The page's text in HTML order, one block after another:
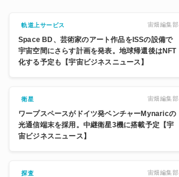
軌道上サービス 宙畑編集部
Space BD、芸術家のアート作品をISSの設備で
宇宙空間にさらす計画を発表。地球帰還後はNFT
化する予定も【宇宙ビジネスニュース】
衛星 宙畑編集部
ワープスペースがドイツ発ベンチャーMynaricの
光通信端末を採用。中継衛星3機に搭載予定【宇
宙ビジネスニュース】
探査 宙畑編集部